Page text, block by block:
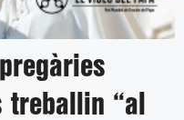
“al